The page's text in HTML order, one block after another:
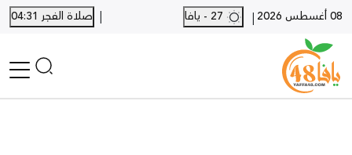
08 أغسطس 2026 |
| صلاة الفجر 04:31